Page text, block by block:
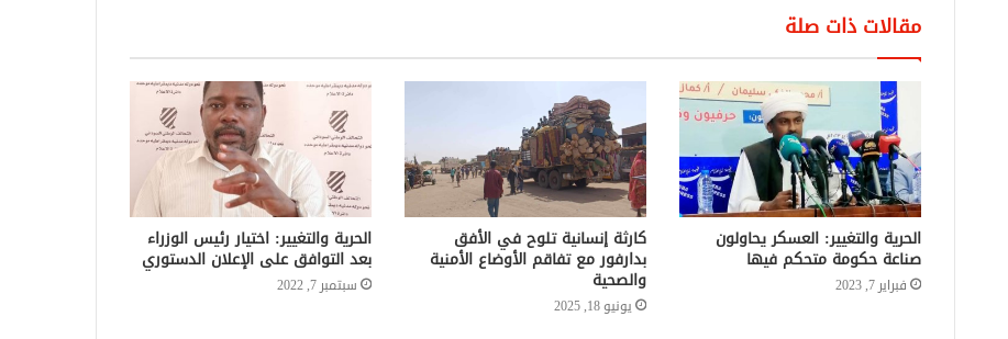
مقالات ذات صلة
الحرية والتغيير: العسكر يحاولون
صناعة حكومة متحكم فيها
فبراير 7, 2023
كارثة إنسانية تلوح في الأفق
بدارفور مع تفاقم الأوضاع الأمنية
والصحية
يونيو 18, 2025
الحرية والتغيير: اختيار رئيس الوزراء
بعد التوافق على الإعلان الدستوري
سبتمبر 7, 2022